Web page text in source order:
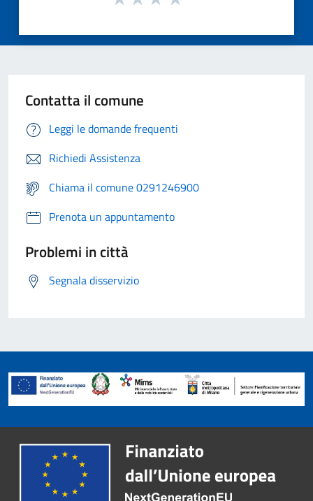
Contatta il comune
Leggi le domande frequenti
Richiedi Assistenza
Chiama il comune 0291246900
Prenota un appuntamento
Problemi in città
Segnala disservizio